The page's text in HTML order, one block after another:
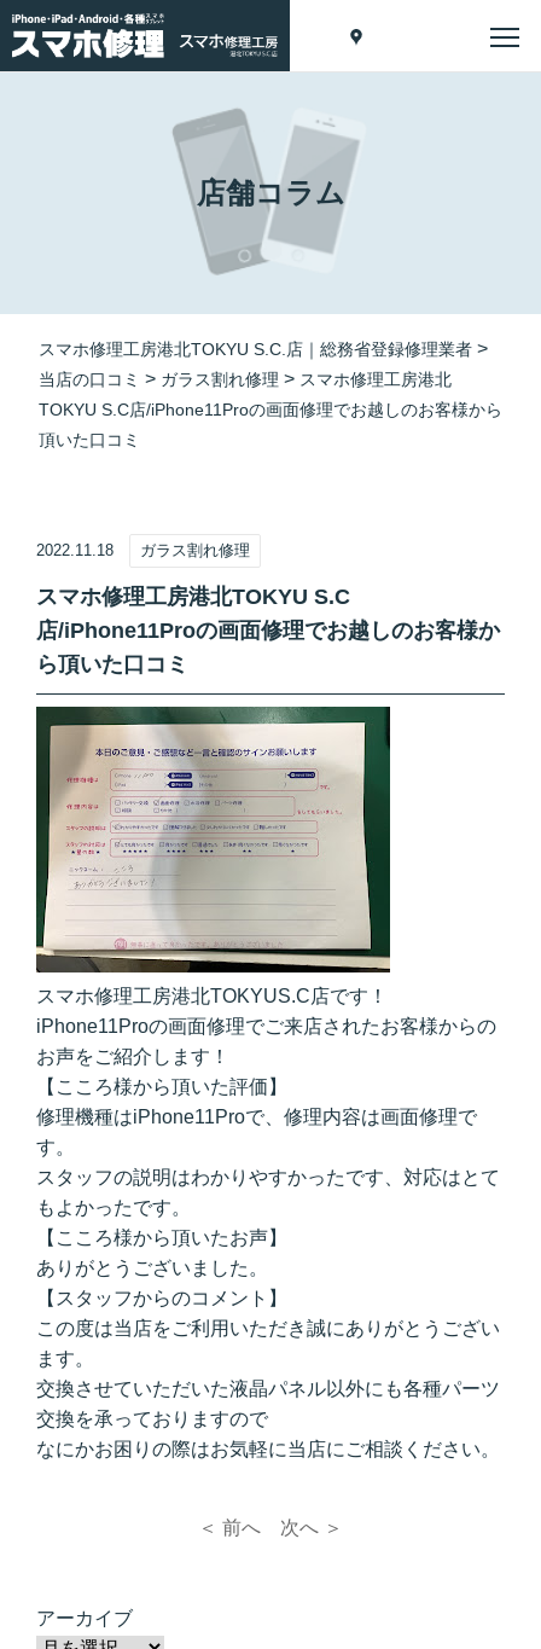
店舗コラム
スマホ修理工房港北TOKYU S.C.店｜総務省登録修理業者 >
当店の口コミ > ガラス割れ修理 > スマホ修理工房港北
TOKYU S.C店/iPhone11Proの画面修理でお越しのお客様から
頂いた口コミ
2022.11.18 ガラス割れ修理
スマホ修理工房港北TOKYU S.C
店/iPhone11Proの画面修理でお越しのお客様か
ら頂いた口コミ
スマホ修理工房港北TOKYUS.C店です！
iPhone11Proの画面修理でご来店されたお客様からの
お声をご紹介します！
【こころ様から頂いた評価】
修理機種はiPhone11Proで、修理内容は画面修理で
す。
スタッフの説明はわかりやすかったです、対応はとて
もよかったです。
【こころ様から頂いたお声】
ありがとうございました。
【スタッフからのコメント】
この度は当店をご利用いただき誠にありがとうござい
ます。
交換させていただいた液晶パネル以外にも各種パーツ
交換を承っておりますので
なにかお困りの際はお気軽に当店にご相談ください。
＜ 前へ 次へ ＞
アーカイブ